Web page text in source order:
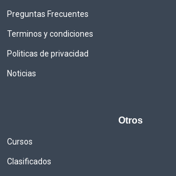
Preguntas Frecuentes
Terminos y condiciones
Politicas de privacidad
Noticias
Otros
Cursos
Clasificados